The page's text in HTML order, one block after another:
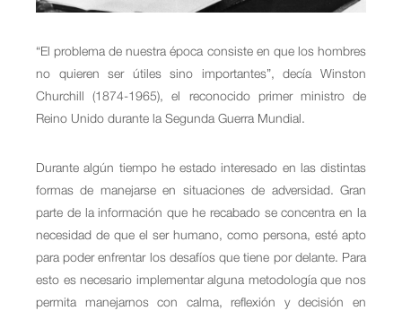
“El problema de nuestra época consiste en que los hombres
no quieren ser útiles sino importantes”, decía Winston
Churchill (1874-1965), el reconocido primer ministro de
Reino Unido durante la Segunda Guerra Mundial.
Durante algún tiempo he estado interesado en las distintas
formas de manejarse en situaciones de adversidad. Gran
parte de la información que he recabado se concentra en la
necesidad de que el ser humano, como persona, esté apto
para poder enfrentar los desafíos que tiene por delante. Para
esto es necesario implementar alguna metodología que nos
permita manejarnos con calma, reflexión y decisión en